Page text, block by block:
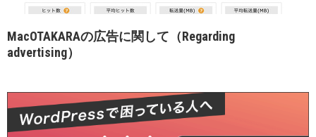
MacOTAKARAの広告に関して（Regarding
advertising）